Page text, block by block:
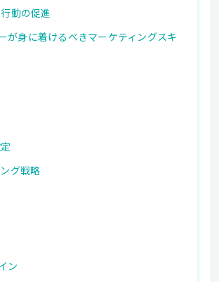
動の促進
が身に着けるべきマーケティングスキ
グ戦略
ン